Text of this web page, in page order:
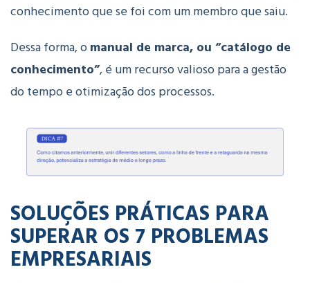
conhecimento que se foi com um membro que saiu.
Dessa forma, omanual de marca, ou “catálogo de
conhecimento”, é um recurso valioso para a gestão
do tempo e otimização dos processos.
SOLUÇÕES PRÁTICAS PARA
SUPERAR OS 7 PROBLEMAS
EMPRESARIAIS